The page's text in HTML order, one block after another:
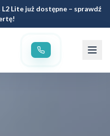
L2 Lite już dostępne – sprawdź